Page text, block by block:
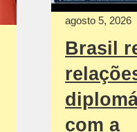
agosto 5, 2026
Brasil
com a